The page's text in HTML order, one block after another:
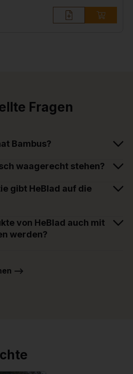
Fragen
Bambus?
waagerecht stehen?
gibt HeBlad auf die
von HeBlad auch mit
werden?
-->